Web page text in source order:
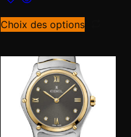
Choix des options